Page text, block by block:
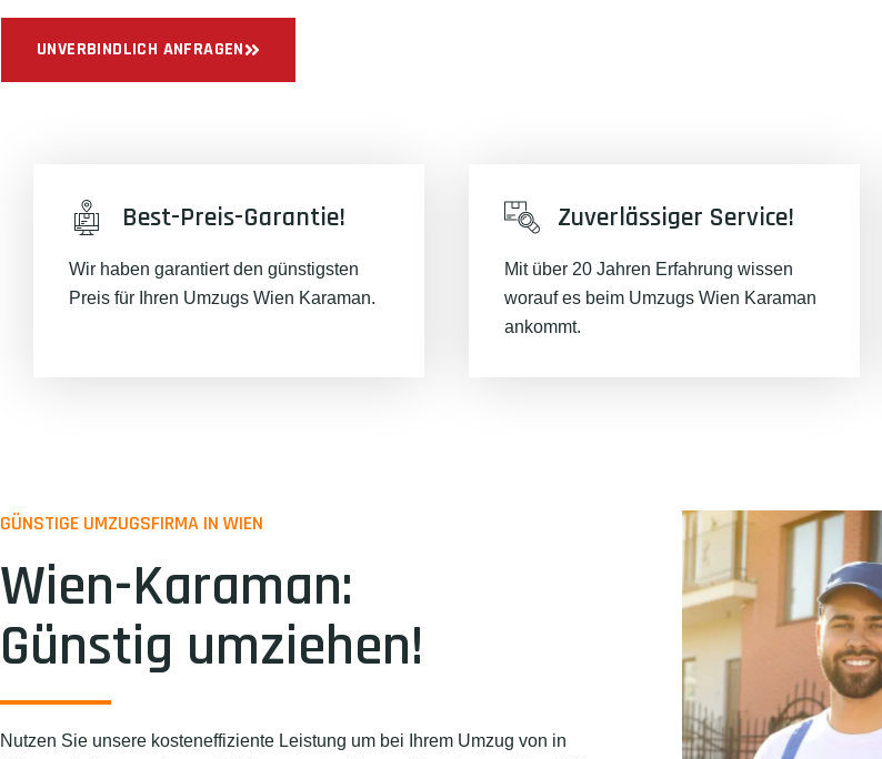
UNVERBINDLICH ANFRAGEN
Best-Preis-Garantie!
Wir haben garantiert den günstigsten
Preis für Ihren Umzugs Wien Karaman.
Zuverlässiger Service!
Mit über 20 Jahren Erfahrung wissen
worauf es beim Umzugs Wien Karaman
ankommt.
GÜNSTIGE UMZUGSFIRMA IN WIEN
Wien-Karaman:
Günstig umziehen!
Nutzen Sie unsere kosteneffiziente Leistung um bei Ihrem Umzug von in